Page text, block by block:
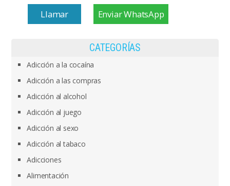
Llamar Enviar WhatsApp
CATEGORÍAS
Adicción a la cocaína
Adicción a las compras
Adicción al alcohol
Adicción al juego
Adicción al sexo
Adicción al tabaco
Adicciones
Alimentación